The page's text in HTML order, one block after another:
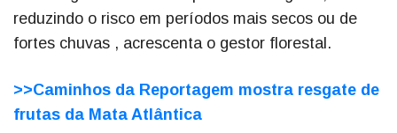
reduzindo o risco em períodos mais secos ou de
fortes chuvas , acrescenta o gestor florestal.
>>Caminhos da Reportagem mostra resgate de
frutas da Mata Atlântica